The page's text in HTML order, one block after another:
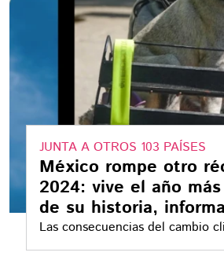
JUNTA A OTROS 103 PAÍSES
México rompe otro
2024: vive el año
de su historia,
Las consecuencias del cambio
vez son más perceptibles